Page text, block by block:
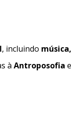
, incluindo
à Antroposofia